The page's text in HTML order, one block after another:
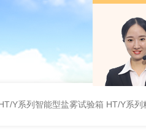
Y系列智能型盐雾试验箱 HT/Y系列